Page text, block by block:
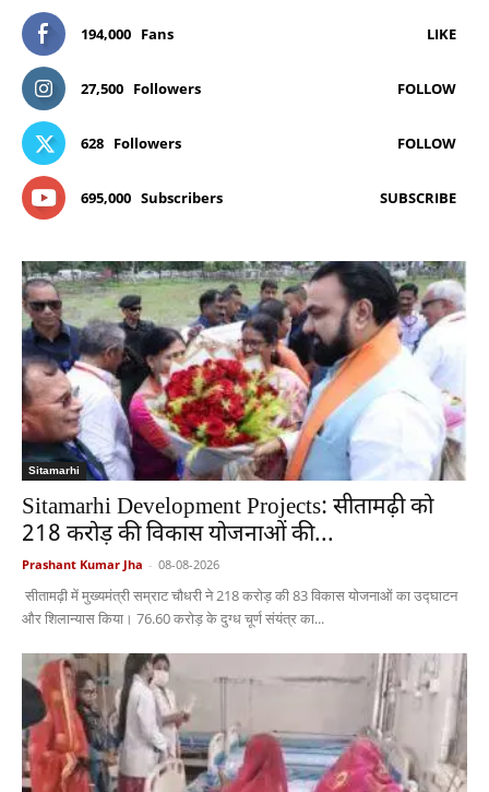
194,000 Fans LIKE
27,500 Followers FOLLOW
628 Followers FOLLOW
695,000 Subscribers SUBSCRIBE
Sitamarhi
Sitamarhi Development Projects: सीतामढ़ी को
218 करोड़ की विकास योजनाओं की...
Prashant Kumar Jha - 08-08-2026
सीतामढ़ी में मुख्यमंत्री सम्राट चौधरी ने 218 करोड़ की 83 विकास योजनाओं का उद्घाटन
और शिलान्यास किया। 76.60 करोड़ के दुग्ध चूर्ण संयंत्र का...